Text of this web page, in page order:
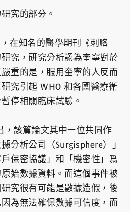
究的部分。
在知名的醫學期刊《刺胳
究，研究分析認為奎寧對於
重的是，服用奎寧的人反而
究引起 WHO 和各國醫療衛
停相關臨床試驗。
，該篇論文其中一位共同作
分析公司（Surgisphere）」
保密協議」和「機密性」爲
始數據資料。而這個事件被
究很有可能是數據造假，後
為無法確保數據可信度，而